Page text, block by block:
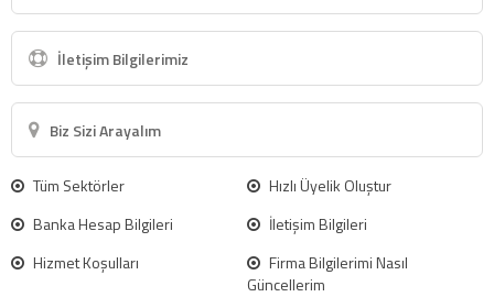
İletişim Bilgilerimiz
Biz Sizi Arayalım
Tüm Sektörler
Hızlı Üyelik Oluştur
Banka Hesap Bilgileri
İletişim Bilgileri
Hizmet Koşulları
Firma Bilgilerimi Nasıl
Güncellerim